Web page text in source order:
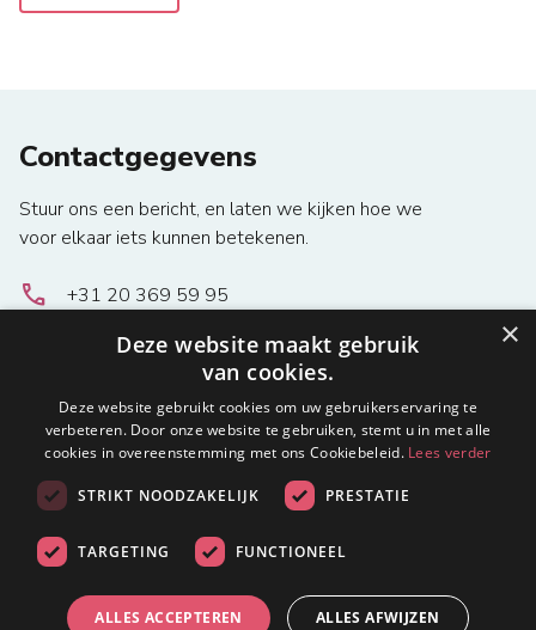
Contactgegevens
Stuur ons een bericht, en laten we kijken hoe we
voor elkaar iets kunnen betekenen.
local_phone +31 20 369 59 95
Unit G1331, Keurenplein 41, 1069 CD Amsterdam
Essentiële Informatie
voorwaarden en
Direct naar
×
Deze website maakt gebruik
van cookies.
Deze website gebruikt cookies om uw gebruikerservaring te
verbeteren. Door onze website te gebruiken, stemt u in met alle
cookies in overeenstemming met ons Cookiebeleid. Lees verder
STRIKT NOODZAKELIJK PRESTATIE
TARGETING FUNCTIONEEL
ALLES ACCEPTEREN ALLES AFWIJZEN